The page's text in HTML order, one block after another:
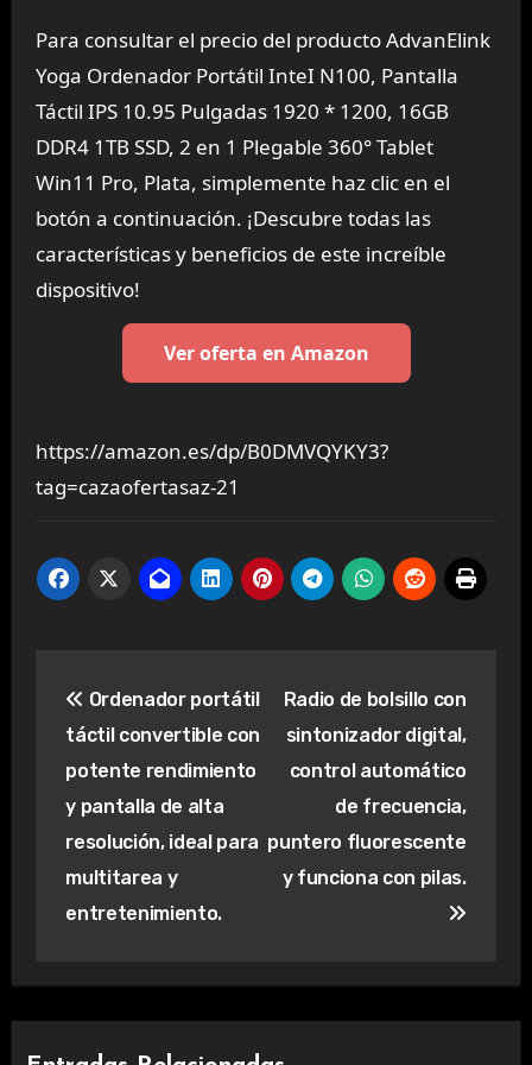
Para consultar el precio del producto AdvanElink
Yoga Ordenador Portátil InteI N100, Pantalla
Táctil IPS 10.95 Pulgadas 1920 * 1200, 16GB
DDR4 1TB SSD, 2 en 1 Plegable 360° Tablet
Win11 Pro, Plata, simplemente haz clic en el
botón a continuación. ¡Descubre todas las
características y beneficios de este increíble
dispositivo!
Ver oferta en Amazon
https://amazon.es/dp/B0DMVQYKY3?
tag=cazaofertasaz-21
de
entradas
Ordenador portátil
táctil convertible con
potente rendimiento
y pantalla de alta
resolución, ideal para
multitarea y
entretenimiento.
Radio de bolsillo con
sintonizador digital,
control automático
de frecuencia,
puntero fluorescente
y funciona con pilas.